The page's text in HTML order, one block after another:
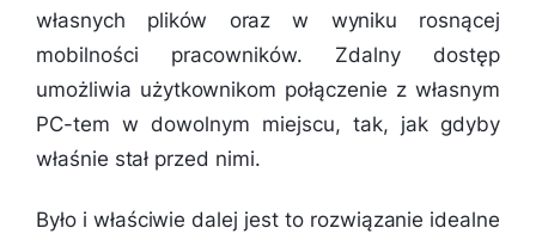
własnych plików oraz w wyniku rosnącej
mobilności pracowników. Zdalny dostęp
umożliwia użytkownikom połączenie z własnym
PC-tem w dowolnym miejscu, tak, jak gdyby
właśnie stał przed nimi.
Było i właściwie dalej jest to rozwiązanie idealne